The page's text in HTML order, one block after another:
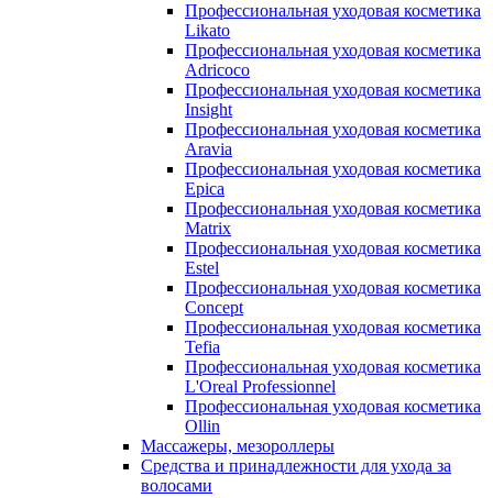
Профессиональная уходовая косметика
Likato
Профессиональная уходовая косметика
Adricoco
Профессиональная уходовая косметика
Insight
Профессиональная уходовая косметика
Aravia
Профессиональная уходовая косметика
Epica
Профессиональная уходовая косметика
Matrix
Профессиональная уходовая косметика
Estel
Профессиональная уходовая косметика
Concept
Профессиональная уходовая косметика
Tefia
Профессиональная уходовая косметика
L'Oreal Professionnel
Профессиональная уходовая косметика
Ollin
Массажеры, мезороллеры
Средства и принадлежности для ухода за
волосами